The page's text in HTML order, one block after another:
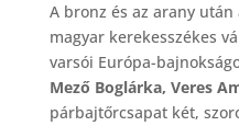
A bronz és az arany
magyar kerekesszékes
varsói Európa-
Mező Boglárka, Veres
párbajtőrcsapat két,